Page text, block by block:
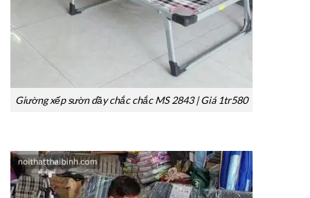
Giường xếp sườn dầy chắc chắc MS 2843 | Giá 1tr580